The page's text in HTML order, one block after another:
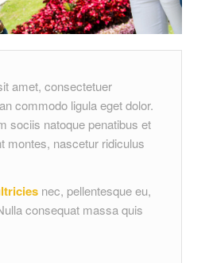
amet, consectetuer
commodo ligula eget dolor.
sociis natoque penatibus et
montes, nascetur ridiculus
nec, pellentesque eu,
consequat massa quis